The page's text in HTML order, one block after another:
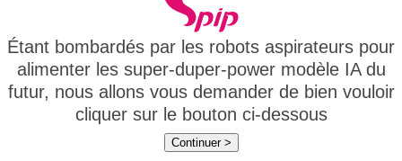
Étant bombardés par les robots aspirateurs pour
alimenter les super-duper-power modèle IA du
futur, nous allons vous demander de bien vouloir
cliquer sur le bouton ci-dessous
Continuer >